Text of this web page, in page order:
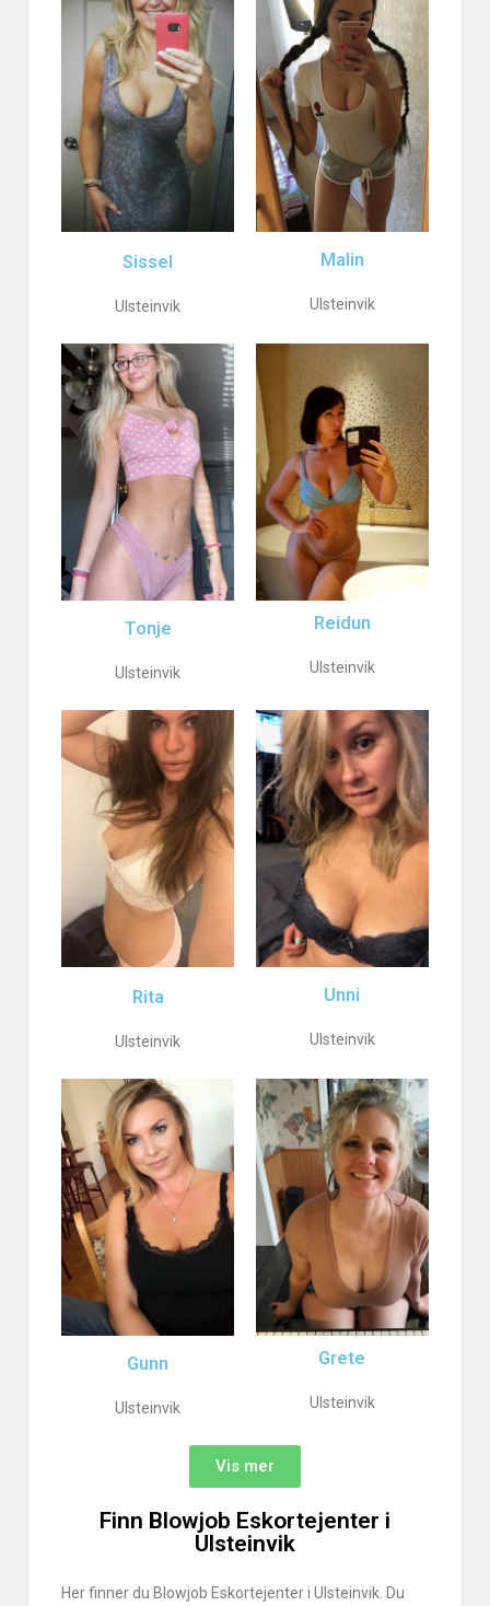
Sissel
Ulsteinvik
Malin
Ulsteinvik
Tonje
Ulsteinvik
Reidun
Ulsteinvik
Rita
Ulsteinvik
Unni
Ulsteinvik
Gunn
Ulsteinvik
Grete
Ulsteinvik
Vis mer
Finn Blowjob Eskortejenter i
Ulsteinvik
Her finner du Blowjob Eskortejenter i Ulsteinvik. Du